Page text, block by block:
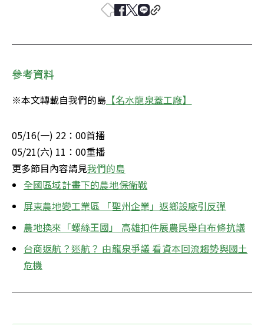
參考資料
※本文轉載自我們的島 【名水龍泉蓋工廠】
05/16(一) 22：00首播
05/21(六) 11：00重播
更多節目內容請見我們的島
全國區域計畫下的農地保衛戰
屏東農地變工業區 「聖州企業」返鄉設廠引反彈
農地換來「螺絲王國」 高雄扣件展農民舉白布條抗議
台商返航？迷航？ 由龍泉爭議 看資本回流趨勢與國土
危機